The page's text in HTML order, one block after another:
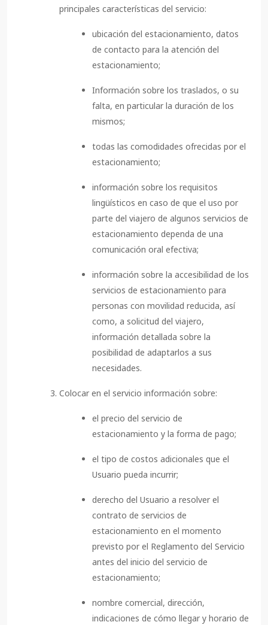
principales características del servicio:
ubicación del estacionamiento, datos
de contacto para la atención del
estacionamiento;
Información sobre los traslados, o su
falta, en particular la duración de los
mismos;
todas las comodidades ofrecidas por el
estacionamiento;
información sobre los requisitos
lingüísticos en caso de que el uso por
parte del viajero de algunos servicios de
estacionamiento dependa de una
comunicación oral efectiva;
información sobre la accesibilidad de los
servicios de estacionamiento para
personas con movilidad reducida, así
como, a solicitud del viajero,
información detallada sobre la
posibilidad de adaptarlos a sus
necesidades.
Colocar en el servicio información sobre:
el precio del servicio de
estacionamiento y la forma de pago;
el tipo de costos adicionales que el
Usuario pueda incurrir;
derecho del Usuario a resolver el
contrato de servicios de
estacionamiento en el momento
previsto por el Reglamento del Servicio
antes del inicio del servicio de
estacionamiento;
nombre comercial, dirección,
indicaciones de cómo llegar y horario de